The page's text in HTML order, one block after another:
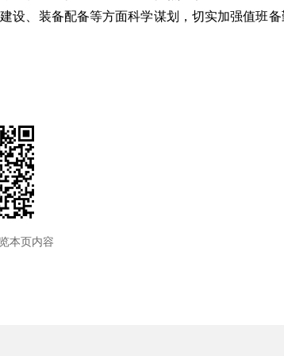
设、装备配备等方面科学谋划，切实加强值班
本页内容